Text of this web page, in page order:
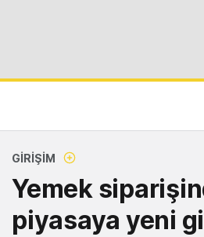
GIRIŞIM
Yemek
piyasaya yeni